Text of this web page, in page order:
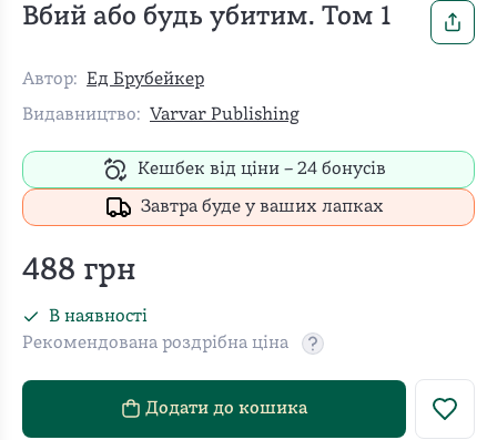
Вбий або будь убитим. Том 1
Автор: Ед Брубейкер
Видавництво:
Varvar Publishing
Кешбек від ціни – 24 бонусів
Завтра буде у ваших лапках
488 грн
В наявності
Рекомендована роздрібна ціна
Додати до кошика